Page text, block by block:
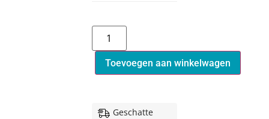
Toevoegen aan winkelwagen
Geschatte